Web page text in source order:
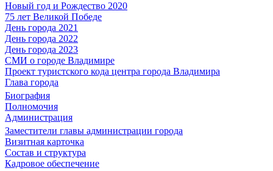
Новый год и Рождество 2020
75 лет Великой Победе
День города 2021
День города 2022
День города 2023
СМИ о городе Владимире
Проект туристского кода центра города Владимира
Глава города
Биография
Полномочия
Администрация
Заместители главы администрации города
Визитная карточка
Состав и структура
Кадровое обеспечение